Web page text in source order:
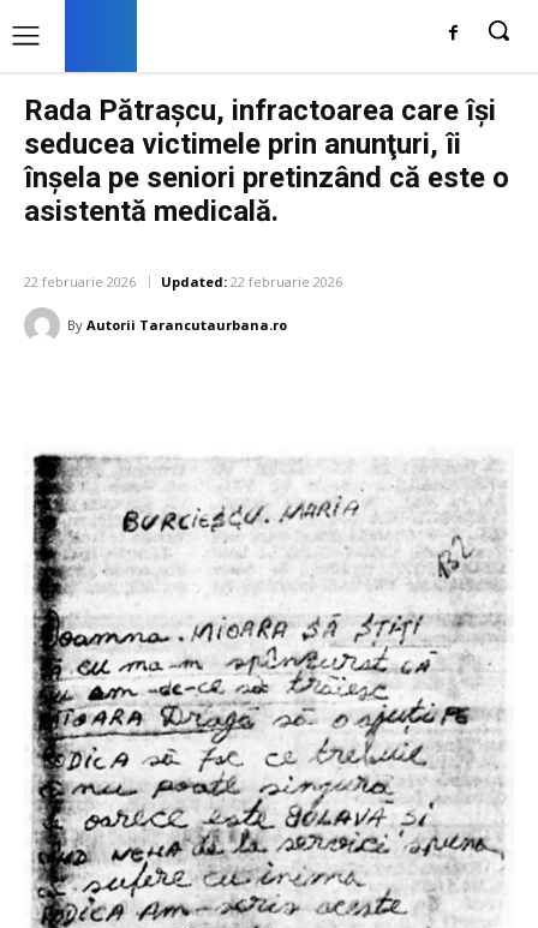
Rada Pătraşcu, infractoarea care îşi
seducea victimele prin anunţuri, îi
înşela pe seniori pretinzând că este o
asistentă medicală.
22 februarie 2026 Updated: 22 februarie 2026
By Autorii Tarancutaurbana.ro